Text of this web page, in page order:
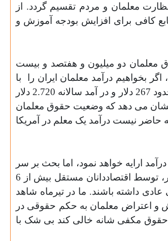
معلمان و مردم تقسیم گردد. از
کافی برای افزایش بودجه آموزش و
معلمان دو میلیون و هفتصد و بیست
بخواهیم درآمد معلمان ایران را
با
ماهانه حدود 267 دلار و در آمد سالانه 2.720 دلار
سالانه یک معلم آمریکایی با 55 هزار دلار و یک معلم در عربستان با حدود 48 هزار دلار نشان می دهد که وضعیت حقوق معلمان
حاضر نیست درآمد یک معلم در آمریکا
ارایه خواهد نمود، اما بحث بر سر
کمیت و کیفیت این حمایت هاست. با توجه به اینکه خط فقر در ایران برای سال 97، پیش از افزایش نرخ دلار و تورم چند ماه اخیر، توسط اقتصاددانان مستقل بیش از 6
در ماه برسد که بتوانند یک زندگی عادی داشته باشند. ما در تیرماه شاهد
و اعتراض معلمان به حکم حقوقی در
حقوق مکفی شانه خالی کند بی شک با